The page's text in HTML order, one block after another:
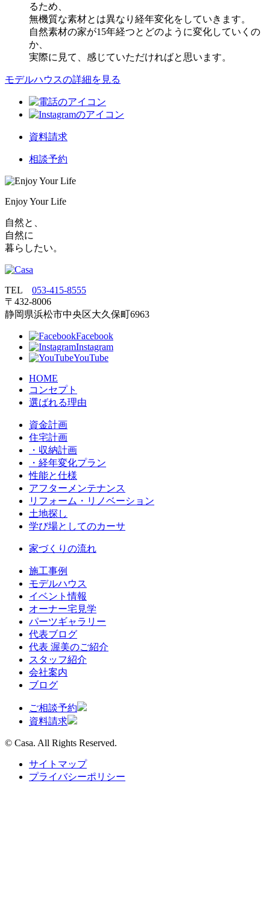
るため、
無機質な素材とは異なり経年変化をしていきます。
自然素材の家が15年経つとどのように変化していくの
か、
実際に見て、感じていただければと思います。
モデルハウスの詳細を見る
資料請求
相談予約
Enjoy Your Life
自然と、
自然に
暮らしたい。
TEL 053‐415‐8555
〒432‐8006
静岡県浜松市中央区大久保町6963
Facebook
Instagram
YouTube
HOME
コンセプト
選ばれる理由
資金計画
住宅計画
・収納計画
・経年変化プラン
性能と仕様
アフターメンテナンス
リフォーム・リノベーション
土地探し
学び場としてのカーサ
家づくりの流れ
施工事例
モデルハウス
イベント情報
オーナー宅見学
パーツギャラリー
代表ブログ
代表 渥美のご紹介
スタッフ紹介
会社案内
ブログ
ご相談予約
資料請求
© Casa. All Rights Reserved.
サイトマップ
プライバシーポリシー